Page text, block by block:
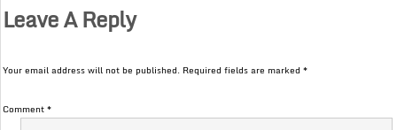
Leave A Reply
Your email address will not be published. Required fields are marked*
Comment*